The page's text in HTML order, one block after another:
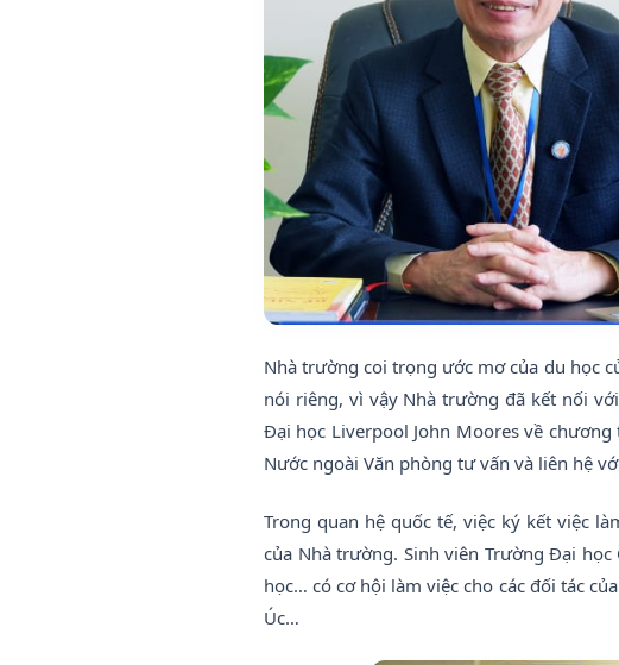
Nhà trường coi trọng ước mơ của du học
nói riêng, vì vậy Nhà trường đã kết nối
Đại học Liverpool John Moores về
Nước ngoài Văn phòng tư vấn và liên hệ
Trong quan hệ quốc tế, việc ký kết việc
của Nhà trường. Sinh viên Trường Đại
học… có cơ hội làm việc cho các đối tác
Úc…